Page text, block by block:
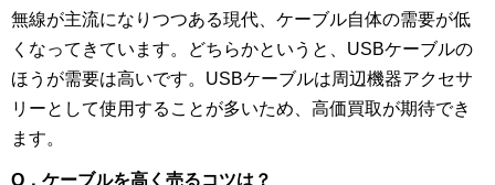
無線が主流になりつつある現代、ケーブル自体の需要が低
くなってきています。どちらかというと、USBケーブルの
ほうが需要は高いです。USBケーブルは周辺機器アクセサ
リーとして使用することが多いため、高価買取が期待でき
ます。
Q．ケーブルを高く売るコツは？